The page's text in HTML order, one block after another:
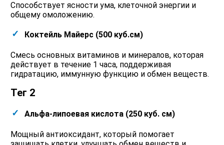
Способствует ясности ума, клеточной энергии и
общему омоложению.
Коктейль Майерс (500 куб.см)
Смесь основных витаминов и минералов, которая
действует в течение 1 часа, поддерживая
гидратацию, иммунную функцию и обмен веществ.
Тег 2
Альфа-липоевая кислота (250 куб. см)
Мощный антиоксидант, который помогает